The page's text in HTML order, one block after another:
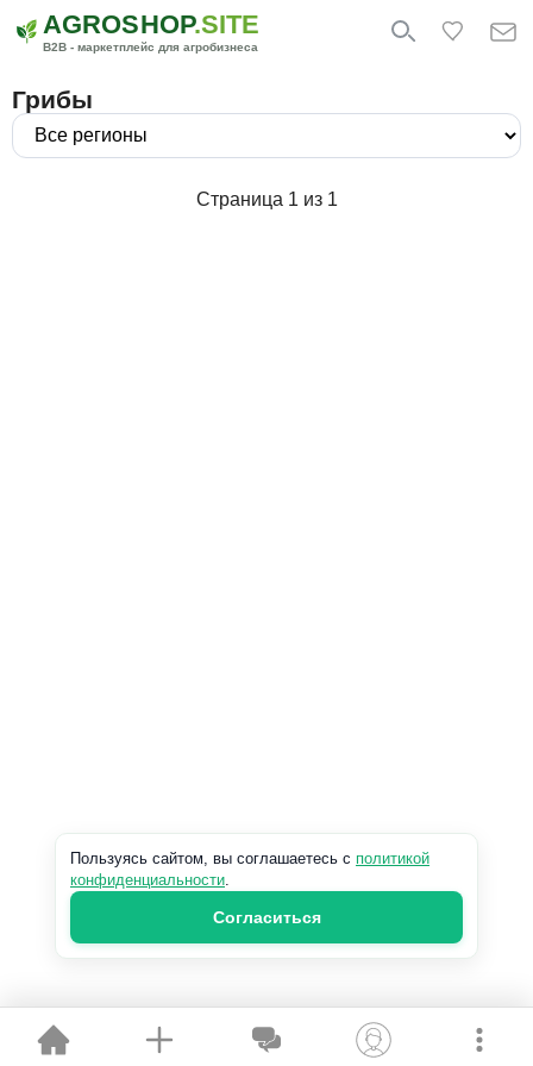
AGROSHOP.SITE
B2B - маркетплейс для агробизнеса
Грибы
Страница 1 из 1
Пользуясь сайтом, вы соглашаетесь с политикой
конфиденциальности.
Согласиться